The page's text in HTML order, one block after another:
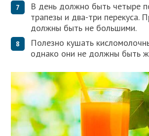
В день должно быть четыре
трапезы и два-три перекуса.
должны быть не большими.
Полезно кушать
однако они не должны быть